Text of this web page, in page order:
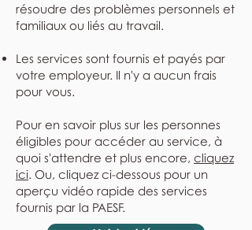
résoudre des problèmes personnels et
familiaux ou liés au travail.
Les services sont fournis et payés par
votre employeur. Il n'y a aucun frais
pour vous.
Pour en savoir plus sur les personnes
éligibles pour accéder au service, à
quoi s'attendre et plus encore, cliquez
ici. Ou, cliquez ci-dessous pour un
aperçu vidéo rapide des services
fournis par la PAESF.